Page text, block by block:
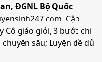
ĐGNL Bộ Quốc
Cập
Cô giáo giỏi, 3 bước chi
sâu; Luyện đề đủ